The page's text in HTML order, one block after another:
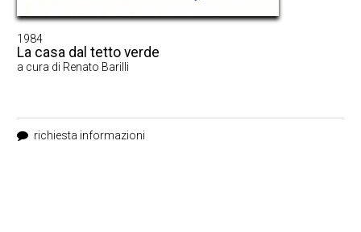
1984
La casa dal tetto verde
a cura di Renato Barilli
richiesta informazioni